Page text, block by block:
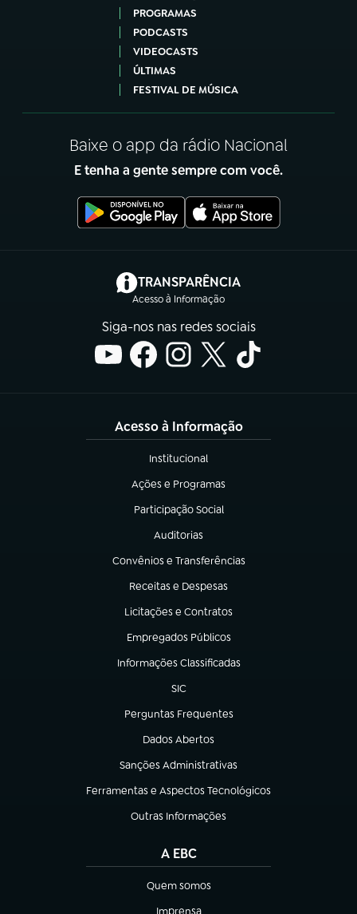
PROGRAMAS
PODCASTS
VIDEOCASTS
ÚLTIMAS
FESTIVAL DE MÚSICA
Baixe o app da rádio Nacional
E tenha a gente sempre com você.
TRANSPARÊNCIA
Acesso à Informação
(abre em nova aba)
Siga-nos nas redes sociais
Acesso à Informação
Institucional
(abre em nova aba)
Ações e Programas
(abre em nova aba)
Participação Social
(abre em nova aba)
Auditorias
(abre em nova aba)
Convênios e Transferências
(abre em nova aba)
Receitas e Despesas
(abre em nova aba)
Licitações e Contratos
(abre em nova aba)
Empregados Públicos
(abre em nova aba)
Informações Classificadas
(abre em nova aba)
SIC
(abre em nova aba)
Perguntas Frequentes
(abre em nova aba)
Dados Abertos
(abre em nova aba)
Sanções Administrativas
(abre em nova aba)
Ferramentas e Aspectos Tecnológicos
(abre em nova aba)
Outras Informações
(abre em nova aba)
A EBC
Quem somos
(abre em nova aba)